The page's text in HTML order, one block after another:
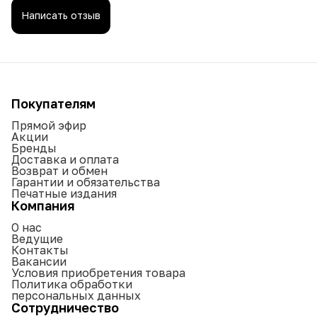
Написать отзыв
Покупателям
Прямой эфир
Акции
Бренды
Доставка и оплата
Возврат и обмен
Гарантии и обязательства
Печатные издания
Компания
О нас
Ведущие
Контакты
Вакансии
Условия приобретения товара
Политика обработки
персональных данных
Сотрудничество